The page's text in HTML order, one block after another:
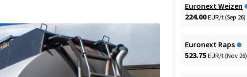
Euronext Weizen
224.00EUR/t (Sep 26)
Euronext Raps
523.75EUR/t (Nov 26)